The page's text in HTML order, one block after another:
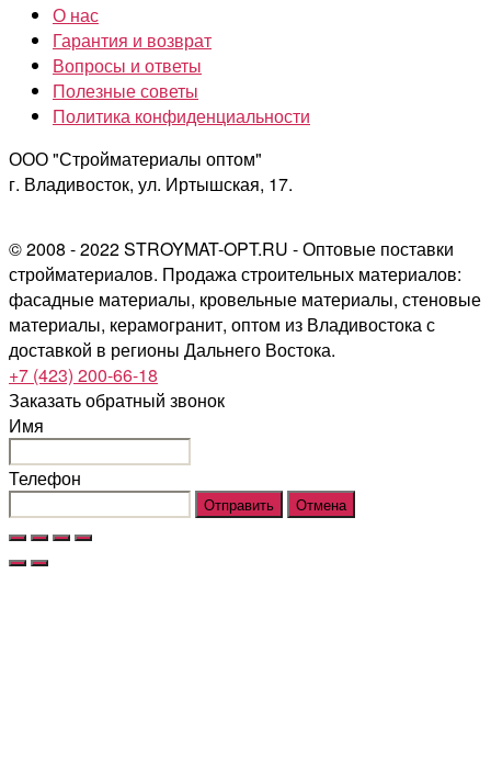
О нас
Гарантия и возврат
Вопросы и ответы
Полезные советы
Политика конфиденциальности
ООО "Стройматериалы оптом"
г. Владивосток, ул. Иртышская, 17.
© 2008 - 2022 STROYMAT-OPT.RU - Оптовые поставки
стройматериалов. Продажа строительных материалов:
фасадные материалы, кровельные материалы, стеновые
материалы, керамогранит, оптом из Владивостока с
доставкой в регионы Дальнего Востока.
+7 (423) 200-66-18
Заказать обратный звонок
Имя
Телефон
Отправить Отмена